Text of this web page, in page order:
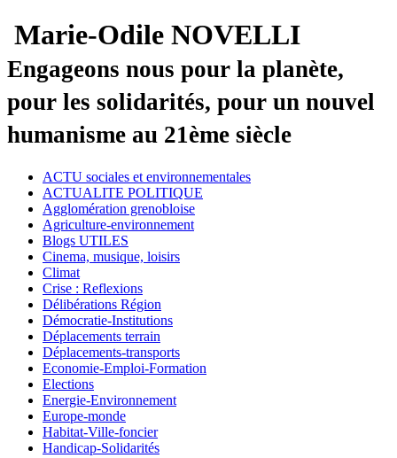
Marie-Odile NOVELLI
Engageons nous pour la planète,
pour les solidarités, pour un nouvel
humanisme au 21ème siècle
ACTU sociales et environnementales
ACTUALITE POLITIQUE
Agglomération grenobloise
Agriculture-environnement
Blogs UTILES
Cinema, musique, loisirs
Climat
Crise : Reflexions
Délibérations Région
Démocratie-Institutions
Déplacements terrain
Déplacements-transports
Economie-Emploi-Formation
Elections
Energie-Environnement
Europe-monde
Habitat-Ville-foncier
Handicap-Solidarités